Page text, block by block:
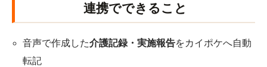
連携でできること
音声で作成した介護記録・実施報告をカイポケへ自動
転記